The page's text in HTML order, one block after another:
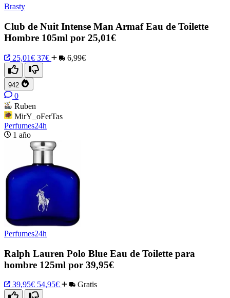
Brasty
Club de Nuit Intense Man Armaf Eau de Toilette
Hombre 105ml por 25,01€
25,01€ 37€ 6,99€
942
0
Ruben
MirY_oFerTas
Perfumes24h
1 año
Perfumes24h
Ralph Lauren Polo Blue Eau de Toilette para
hombre 125ml por 39,95€
39,95€ 54,95€ Gratis